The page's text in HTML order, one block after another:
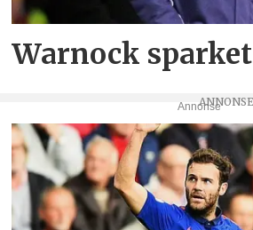
Warnock sparket
Annonse